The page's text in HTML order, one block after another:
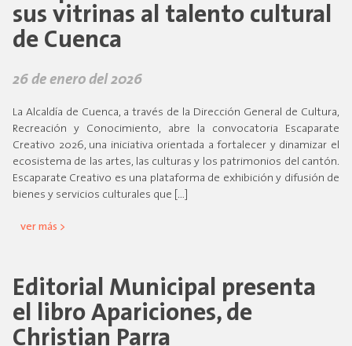
sus vitrinas al talento cultural
de Cuenca
26 de enero del 2026
La Alcaldía de Cuenca, a través de la Dirección General de Cultura,
Recreación y Conocimiento, abre la convocatoria Escaparate
Creativo 2026, una iniciativa orientada a fortalecer y dinamizar el
ecosistema de las artes, las culturas y los patrimonios del cantón.
Escaparate Creativo es una plataforma de exhibición y difusión de
bienes y servicios culturales que […]
ver más >
Editorial Municipal presenta
el libro Apariciones, de
Christian Parra